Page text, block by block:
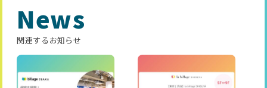
News
関連するお知らせ